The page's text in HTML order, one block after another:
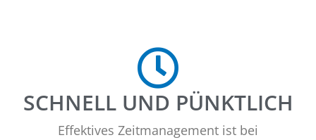
SCHNELL UND PÜNKTLICH
Effektives Zeitmanagement ist bei